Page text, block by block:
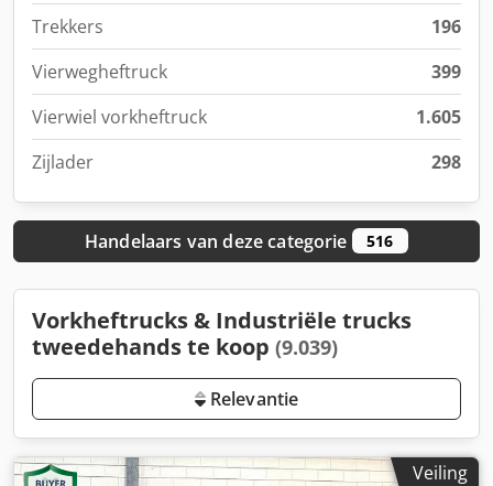
Trekkers
196
Vierwegheftruck
399
Vierwiel vorkheftruck
1.605
Zijlader
298
Handelaars van deze categorie 516
Vorkheftrucks & Industriële trucks
tweedehands te koop (9.039)
Relevantie
Veiling